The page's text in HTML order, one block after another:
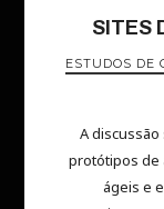
SITES
ESTUDOS DE
A
protótipos de
ágeis e